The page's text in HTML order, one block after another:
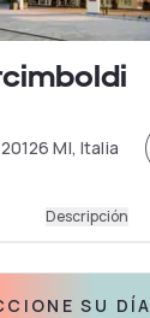
MI, Italia
Descripción
SU DÍA